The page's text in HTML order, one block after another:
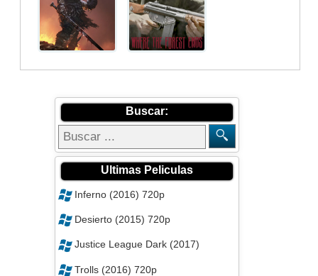
Buscar:
Ultimas Peliculas
Inferno (2016) 720p
Desierto (2015) 720p
Justice League Dark (2017)
Trolls (2016) 720p